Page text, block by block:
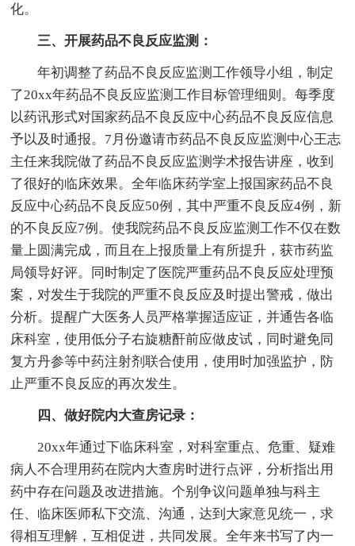
化。
三、开展药品不良反应监测：
年初调整了药品不良反应监测工作领导小组，制定
了20xx年药品不良反应监测工作目标管理细则。每季度
以药讯形式对国家药品不良反应中心药品不良反应信息
予以及时通报。7月份邀请市药品不良反应监测中心王志
主任来我院做了药品不良反应监测学术报告讲座，收到
了很好的临床效果。全年临床药学室上报国家药品不良
反应中心药品不良反应50例，其中严重不良反应4例，新
的不良反应7例。使我院药品不良反应监测工作不仅在数
量上圆满完成，而且在上报质量上有所提升，获市药监
局领导好评。同时制定了医院严重药品不良反应处理预
案，对发生于我院的严重不良反应及时提出警戒，做出
分析。提醒广大医务人员严格掌握适应证，并通告各临
床科室，使用低分子右旋糖酐前应做皮试，同时避免同
复方丹参等中药注射剂联合使用，使用时加强监护，防
止严重不良反应的再次发生。
四、做好院内大查房记录：
20xx年通过下临床科室，对科室重点、危重、疑难
病人不合理用药在院内大查房时进行点评，分析指出用
药中存在问题及改进措施。个别争议问题单独与科主
任、临床医师私下交流、沟通，达到大家意见统一，求
得相互理解，互相促进，共同发展。全年来书写了内一